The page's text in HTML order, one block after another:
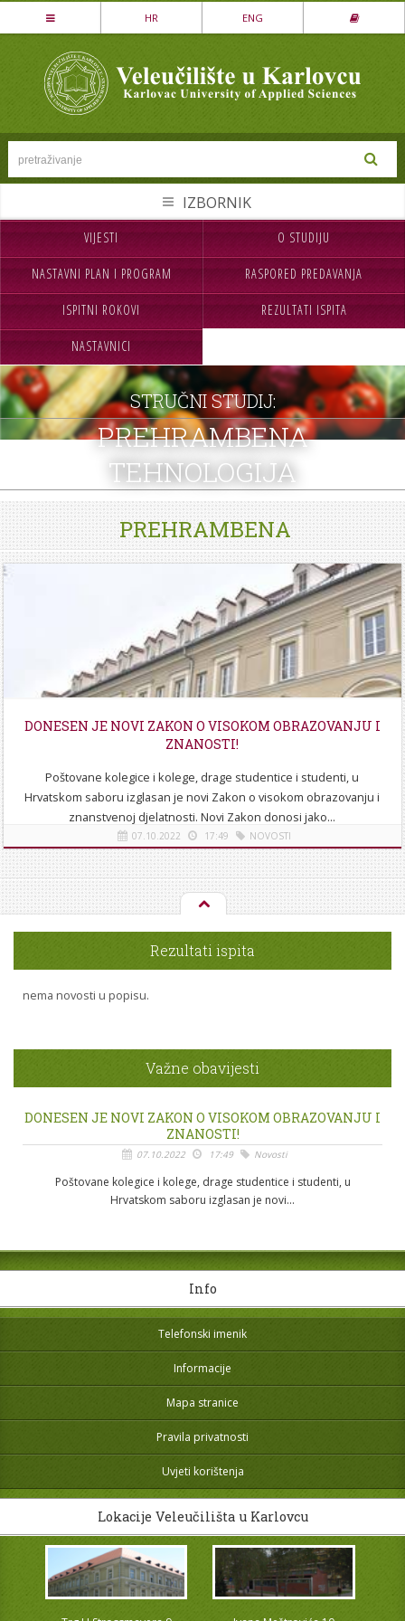
Stručni studij
LOVSTVO I ZAŠTITA PRIRODE
MEHATRONIKA
PREHRAMBENA TEHNOLOGIJA
SIGURNOST I ZAŠTITA
UGOSTITELJSTVO
Specijalistički studij
POSLOVNO UPRAVLJANJE
SIGURNOST I ZAŠTITA
STROJARSTVO
HR ENG
NASLOVNA UPISI
VELEUČILIŠTE STUDIJ
STUDENTI MEĐ.SURADNJA
CJELOŽIVOTNO UČENJE
NABAVA KONTAKT
SKUP ZRZZ
VIJESTI O STUDIJU
NASTAVNI PLAN I PROGRAM RASPORED PREDAVANJA
ISPITNI ROKOVI REZULTATI ISPITA
NASTAVNICI
STRUČNI STUDIJ:
PREHRAMBENA
TEHNOLOGIJA
PREHRAMBENA
DONESEN JE NOVI ZAKON O VISOKOM OBRAZOVANJU I
ZNANOSTI!
Poštovane kolegice i kolege, drage studentice i studenti, u
Hrvatskom saboru izglasan je novi Zakon o visokom obrazovanju i
znanstvenoj djelatnosti. Novi Zakon donosi jako...
07.10.2022 17:49 NOVOSTI
Rezultati ispita
nema novosti u popisu.
Važne obavijesti
DONESEN JE NOVI ZAKON O VISOKOM OBRAZOVANJU I
ZNANOSTI!
07.10.2022 17:49 Novosti
Poštovane kolegice i kolege, drage studentice i studenti, u
Hrvatskom saboru izglasan je novi...
Info
Telefonski imenik
Informacije
Mapa stranice
Pravila privatnosti
Uvjeti korištenja
Lokacije Veleučilišta u Karlovcu